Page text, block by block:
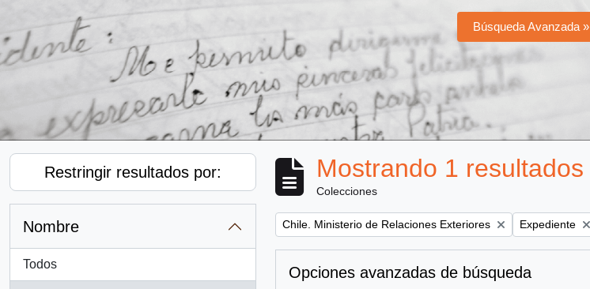
Búsqueda Avanzada »
Restringir resultados por:
Nombre
Todos
Mostrando 1 resultados
Colecciones
Remove filter:
Chile. Ministerio de Relaciones Exteriores Remove filter:
Expediente
Opciones avanzadas de búsqueda